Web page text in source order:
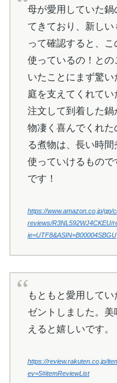
母が愛用していた
てきており、新し
って確認すると、
使っているの！と
いたことにまず驚
庭を支えてくれてい
注文して到着した
物凄く喜んでくれ
る煮物は、長い時
使っていけるもの
です！
https://www.amazon.co.jp/gp/
reviews/R3NL592WJ4CKEU/
ie=UTF8&ASIN=B00004SBGU
もともと愛用して
ゼントしました。
えると嬉しいです。
https://review.rakuten.co.jp/
ev=5#itemReviewList